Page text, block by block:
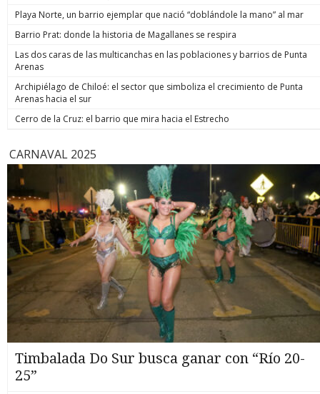
de estos
hoy está
todos los
anunció
Playa Norte, un barrio ejemplar que nació “doblándole la mano” al mar
Barrio Prat: donde la historia de Magallanes se respira
Las dos caras de las multicanchas en las poblaciones y barrios de Punta
Arenas
Archipiélago de Chiloé: el sector que simboliza el crecimiento de Punta
Arenas hacia el sur
Cerro de la Cruz: el barrio que mira hacia el Estrecho
CARNAVAL 2025
Timbalada Do Sur busca ganar con “Río 20-
25”